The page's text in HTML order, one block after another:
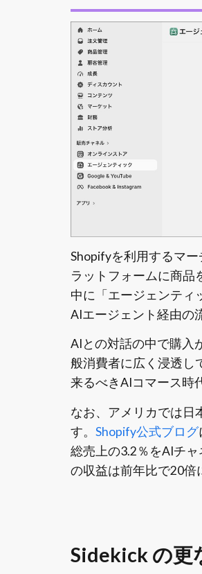
Shopifyを利用するマ
ラットフォームに商品
中に「エージェンティ
AIエージェント経由の
AIとの対話の中で購入
般消費者に広く浸透し
来るべきAIコマース時
なお、アメリカでは日
す。 Shopify公式ブログ
総売上の3.2％をAIチ
の収益は前年比で20倍
Sidekick の更